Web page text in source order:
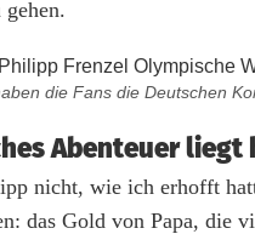
die Fans die Deutschen
Abenteuer liegt
nicht, wie ich erhofft
das Gold von Papa, die